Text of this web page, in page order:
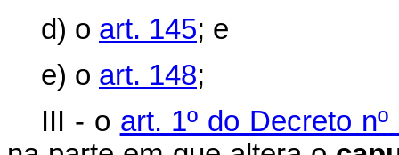
d) o art. 145; e
e) o art. 148;
III - o art. 1º do Decreto